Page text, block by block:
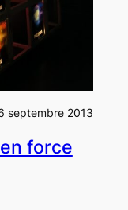
septembre 2013
force